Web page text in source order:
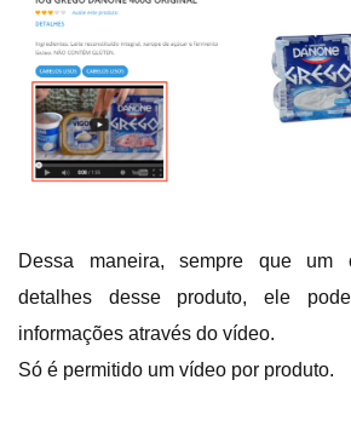
Dessa maneira, sempre que um
detalhes desse produto, ele
informações através do vídeo.
Só é permitido um vídeo por produto.